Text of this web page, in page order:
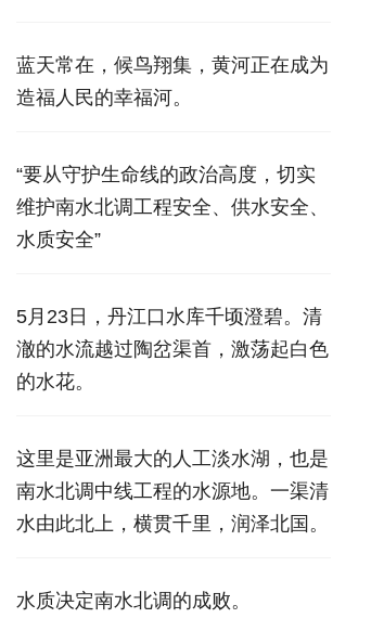
蓝天常在，候鸟翔集，黄河正在成为
造福人民的幸福河。
“要从守护生命线的政治高度，切实
维护南水北调工程安全、供水安全、
水质安全”
5月23日，丹江口水库千顷澄碧。清
澈的水流越过陶岔渠首，激荡起白色
的水花。
这里是亚洲最大的人工淡水湖，也是
南水北调中线工程的水源地。一渠清
水由此北上，横贯千里，润泽北国。
水质决定南水北调的成败。